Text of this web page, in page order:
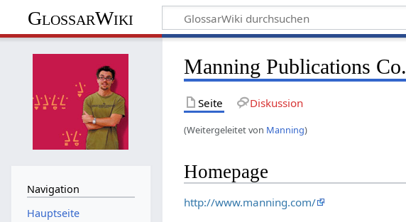
GlossarWiki
Manning Publications Co.
Seite Diskussion
(Weitergeleitet von Manning)
Homepage
http://www.manning.com/
Navigation
Hauptseite